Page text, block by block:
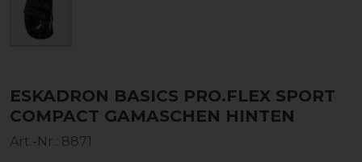
ESKADRON BASICS PRO.FLEX SPORT
COMPACT GAMASCHEN HINTEN
Art.-Nr.: 8871